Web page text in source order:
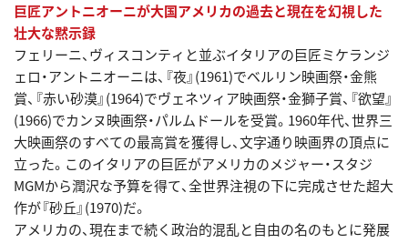
巨匠アントニオーニが大国アメリカの過去と現在を幻視した
壮大な黙示録
フェリーニ、ヴィスコンティと並ぶイタリアの巨匠ミケランジ
ェロ・アントニオーニは、『夜』(1961)でベルリン映画祭・金熊
賞、『赤い砂漠』(1964)でヴェネツィア映画祭・金獅子賞、『欲望』
(1966)でカンヌ映画祭・パルムドールを受賞。1960年代、世界三
大映画祭のすべての最高賞を獲得し、文字通り映画界の頂点に
立った。このイタリアの巨匠がアメリカのメジャー・スタジ
MGMから潤沢な予算を得て、全世界注視の下に完成させた超大
作が『砂丘』(1970)だ。
アメリカの、現在まで続く政治的混乱と自由の名のもとに発展